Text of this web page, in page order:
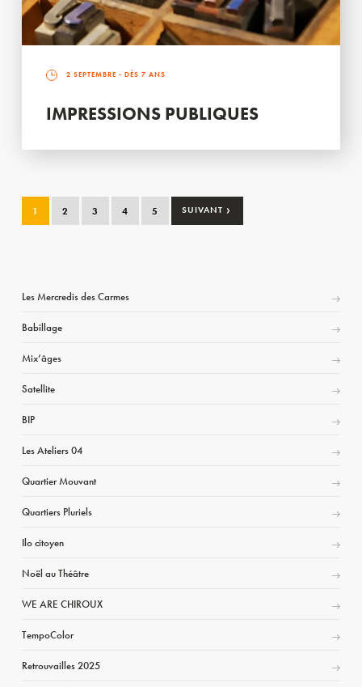
2 SEPTEMBRE - DÈS 7 ANS
IMPRESSIONS PUBLIQUES
1 2 3 4 5 SUIVANT ›
Les Mercredis des Carmes
Babillage
Mix’âges
Satellite
BIP
Les Ateliers 04
Quartier Mouvant
Quartiers Pluriels
Ilo citoyen
Noël au Théâtre
WE ARE CHIROUX
TempoColor
Retrouvailles 2025